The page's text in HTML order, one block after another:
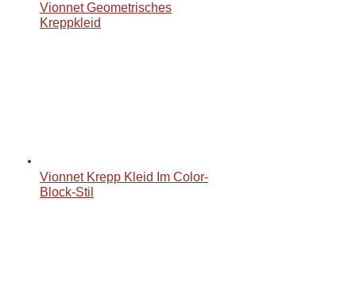
Vionnet Geometrisches
Kreppkleid
Vionnet Krepp Kleid Im Color-
Block-Stil